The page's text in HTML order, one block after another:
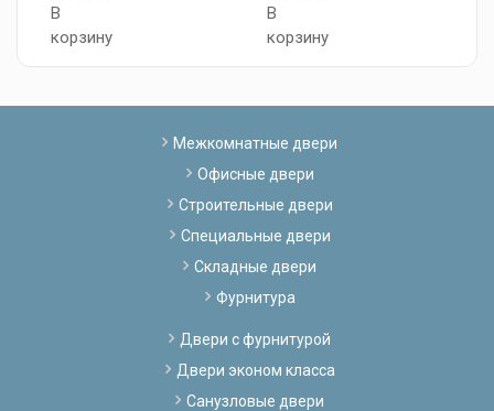
В
корзину
В
корзину
Межкомнатные двери
Офисные двери
Строительные двери
Специальные двери
Складные двери
Фурнитура
Двери с фурнитурой
Двери эконом класса
Санузловые двери